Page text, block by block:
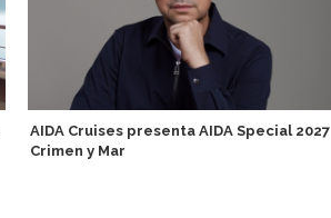
AIDA Cruises presenta AIDA Special 2027
Crimen y Mar